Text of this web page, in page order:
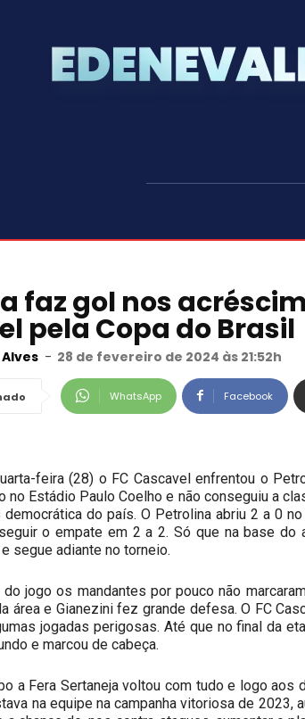
faz gol nos
pela Copa do Brasil
- 28 de fevereiro de 2024 às 21:52h
WhatsApp Facebook
feira (28) o FC Cascavel enfrentou o
no Estádio Paulo Coelho e não conseguiu a
do país. O Petrolina abriu 2 a 0
o empate em 2 a 2. Só que na base do
segue adiante no torneio.
jogo os mandantes por pouco não
área e Gianezini fez grande defesa. O FC
jogadas perigosas. Até que no final da
e marcou de cabeça.
a Fera Sertaneja voltou com tudo e logo aos
na equipe na campanha vitoriosa de 2023,